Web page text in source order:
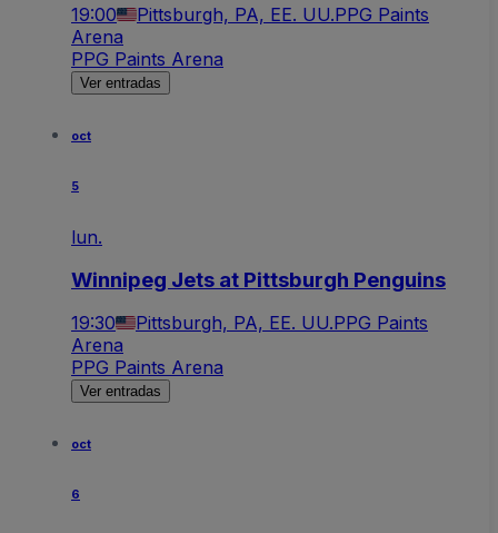
19:00 Pittsburgh, PA, EE. UU.PPG Paints
Arena
PPG Paints Arena
Ver entradas
oct
5
lun.
Winnipeg Jets at Pittsburgh Penguins
19:30 Pittsburgh, PA, EE. UU.PPG Paints
Arena
PPG Paints Arena
Ver entradas
oct
6